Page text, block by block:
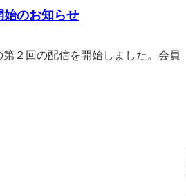
のお知らせ
２回の配信を開始しました。会員